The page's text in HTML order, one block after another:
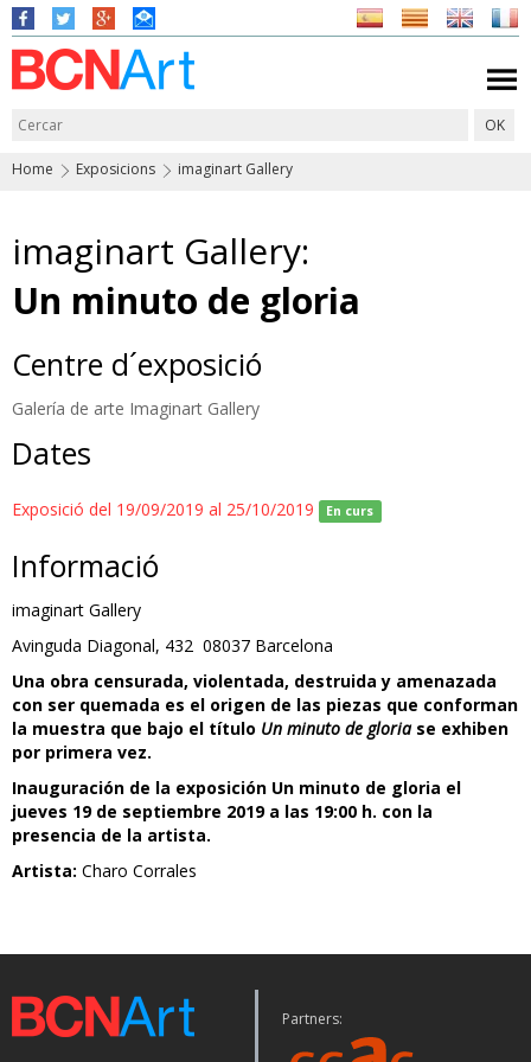
Home Exposicions imaginart Gallery
imaginart Gallery:
Un minuto de gloria
Centre d´exposició
Galería de arte Imaginart Gallery
Dates
Exposició del 19/09/2019 al 25/10/2019 En curs
Informació
imaginart Gallery
Avinguda Diagonal, 432 08037 Barcelona
Una obra censurada, violentada, destruida y amenazada
con ser quemada es el origen de las piezas que conforman
la muestra que bajo el título Un minuto de gloriase exhiben
por primera vez.
Inauguración de la exposición Un minuto de gloria el
jueves 19 de septiembre 2019 a las 19:00 h. con la
presencia de la artista.
Artista: Charo Corrales
Partners: